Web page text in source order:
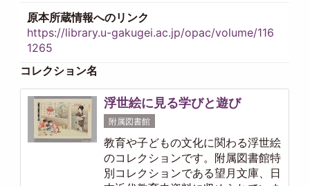
原本所蔵情報へのリンク
https://library.u-gakugei.ac.jp/opac/volume/116
1265
コレクション名
浮世絵に見る学びと遊び
附属図書館
教育や子どもの文化に関わる浮世絵
のコレクションです。附属図書館特
別コレクションである望月文庫、日